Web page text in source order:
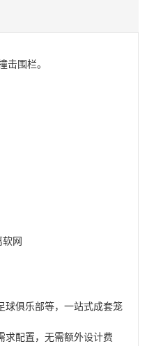
击围栏。
软网
球俱乐部等，一站式成套笼
求配置，无需额外设计费